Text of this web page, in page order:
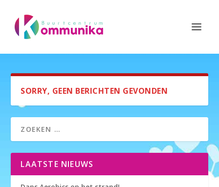
SORRY, GEEN BERICHTEN GEVONDEN
LAATSTE NIEUWS